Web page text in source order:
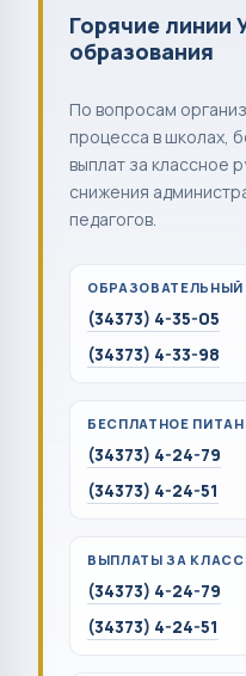
Горячие линии
образования
По вопросам
процесса в школах,
выплат за классное
снижения
педагогов.
(34373) 4-35-05
(34373) 4-33-98
БЕСПЛАТНОЕ
(34373) 4-24-79
(34373) 4-24-51
ВЫПЛАТЫ ЗА
(34373) 4-24-79
(34373) 4-24-51